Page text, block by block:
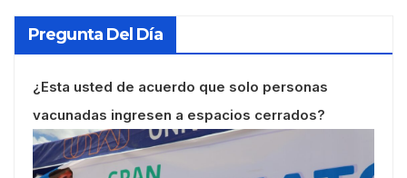
Pregunta Del Día
¿Esta usted de acuerdo que solo personas
vacunadas ingresen a espacios cerrados?